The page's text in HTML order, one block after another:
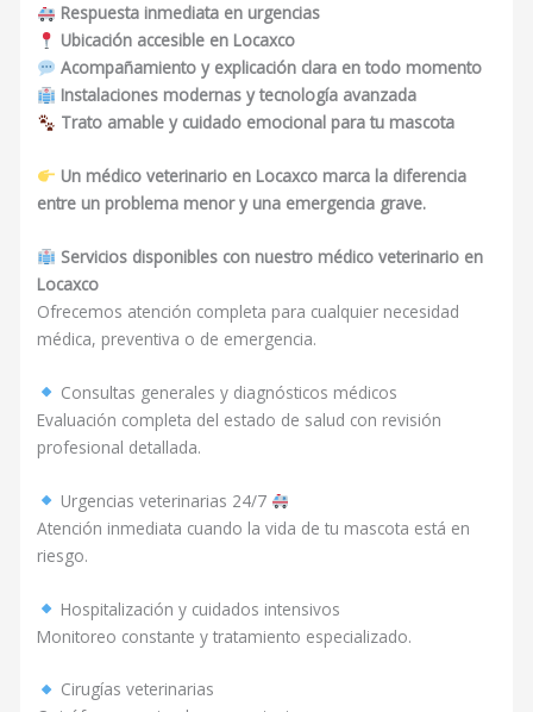
Respuesta inmediata en urgencias
Ubicación accesible en Locaxco
Acompañamiento y explicación clara en todo momento
Instalaciones modernas y tecnología avanzada
Trato amable y cuidado emocional para tu mascota
Un médico veterinario en Locaxco marca la diferencia
entre un problema menor y una emergencia grave.
Servicios disponibles con nuestro médico veterinario en
Locaxco
Ofrecemos atención completa para cualquier necesidad
médica, preventiva o de emergencia.
Consultas generales y diagnósticos médicos
Evaluación completa del estado de salud con revisión
profesional detallada.
Urgencias veterinarias 24/7
Atención inmediata cuando la vida de tu mascota está en
riesgo.
Hospitalización y cuidados intensivos
Monitoreo constante y tratamiento especializado.
Cirugías veterinarias